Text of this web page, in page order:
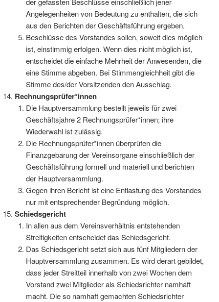
Angelegenheiten von Bedeutung zu enthalten, die sich
aus den Berichten der Geschäftsführung ergeben.
Beschlüsse des Vorstandes sollen, soweit dies möglich
ist, einstimmig erfolgen. Wenn dies nicht möglich ist,
entscheidet die einfache Mehrheit der Anwesenden, die
eine Stimme abgeben. Bei Stimmengleichheit gibt die
Stimme des/der Vorsitzenden den Ausschlag.
Rechnungsprüfer*innen
Die Hauptversammlung bestellt jeweils für zwei
Geschäftsjahre 2 Rechnungsprüfer*innen; ihre
Wiederwahl ist zulässig.
Die Rechnungsprüfer*innen überprüfen die
Finanzgebarung der Vereinsorgane einschließlich der
Geschäftsführung formell und materiell und berichten
der Hauptversammlung.
Gegen ihren Bericht ist eine Entlastung des Vorstandes
nur mit entsprechender Begründung möglich.
Schiedsgericht
In allen aus dem Vereinsverhältnis entstehenden
Streitigkeiten entscheidet das Schiedsgericht.
Das Schiedsgericht setzt sich aus fünf Mitgliedern der
Hauptversammlung zusammen. Es wird derart gebildet,
dass jeder Streitteil innerhalb von zwei Wochen dem
Vorstand zwei Mitglieder als Schiedsrichter namhaft
macht. Die so namhaft gemachten Schiedsrichter